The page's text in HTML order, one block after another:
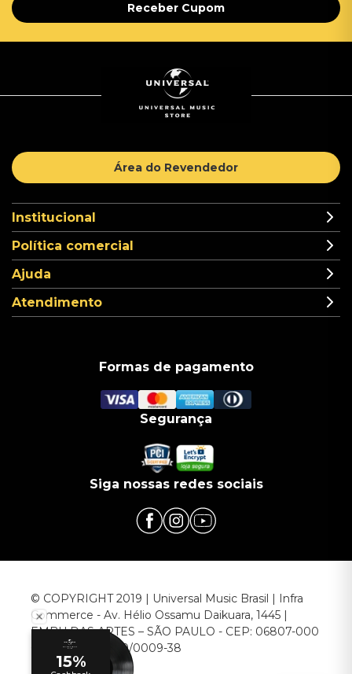
Receber Cupom
Área do Revendedor
Institucional
Política comercial
Ajuda
Atendimento
Formas de pagamento
Segurança
Siga nossas redes sociais
© COPYRIGHT 2019 | Universal Music Brasil | Infra
Commerce - Av. Hélio Ossamu Daikuara, 1445 |
EMBU DAS ARTES – SÃO PAULO - CEP: 06807-000
CNPJ: 00.952.789/0009-38